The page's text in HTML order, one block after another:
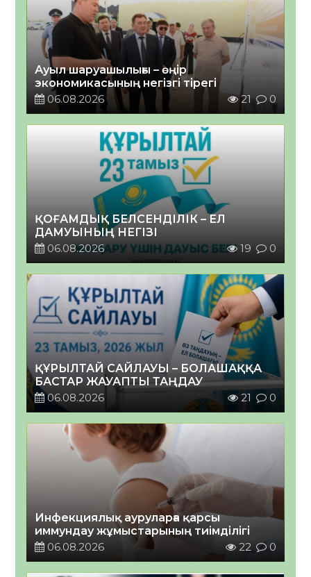
Ауыл шаруашылығы – өңір
экономикасының негізгі тірегі
06.08.2026
21 0
ҚОҒАМДЫҚ БЕЛСЕНДІЛІК – ЕЛ
ДАМУЫНЫҢ НЕГІЗІ
06.08.2026
19 0
ҚҰРЫЛТАЙ САЙЛАУЫ – БОЛАШАҚҚА
БАСТАР ЖАУАПТЫ ТАҢДАУ
06.08.2026
21 0
Инфекциялық ауруларға қарсы
иммундау жұмыстарының тиімділігі
06.08.2026
22 0